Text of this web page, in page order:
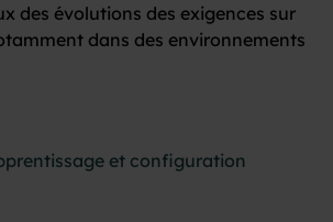
des évolutions des exigences sur
dans des environnements
et configuration